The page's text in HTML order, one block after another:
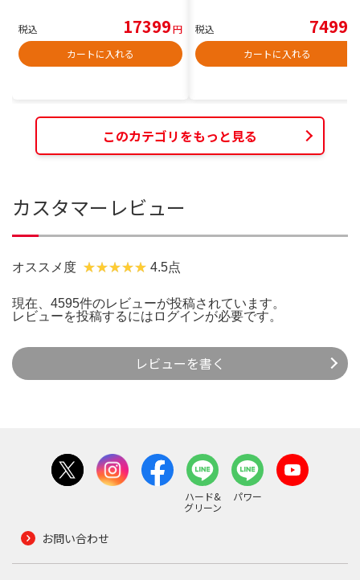
税込 17399円
カートに入れる
税込 7499
カートに入れる
このカテゴリをもっと見る
カスタマーレビュー
オススメ度 4.5点
現在、4595件のレビューが投稿されています。
レビューを投稿するには ログインが必要です。
レビューを書く
ハード&
グリーン
パワー
お問い合わせ